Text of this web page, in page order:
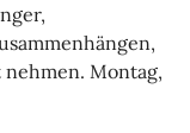
Montag,